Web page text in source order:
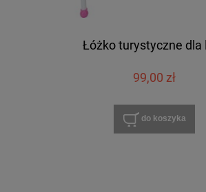
Łóżko turystyczne dla
99,00 zł
do koszyka